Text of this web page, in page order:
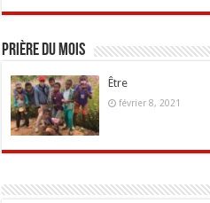
Prière du mois
Être
février 8, 2021